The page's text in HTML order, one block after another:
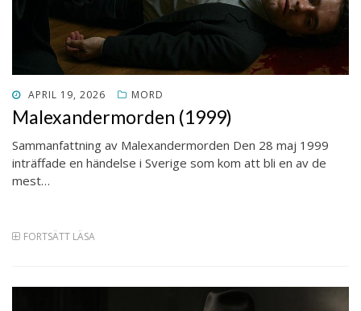
PUBLICERAT
DEN
APRIL 19, 2026 MORD
Malexandermorden (1999)
Sammanfattning av Malexandermorden Den 28 maj 1999
inträffade en händelse i Sverige som kom att bli en av de
mest…
FORTSÄTT LÄSA